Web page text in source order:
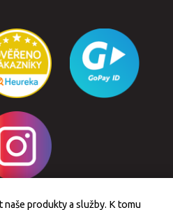
produkty a služby. K tomu